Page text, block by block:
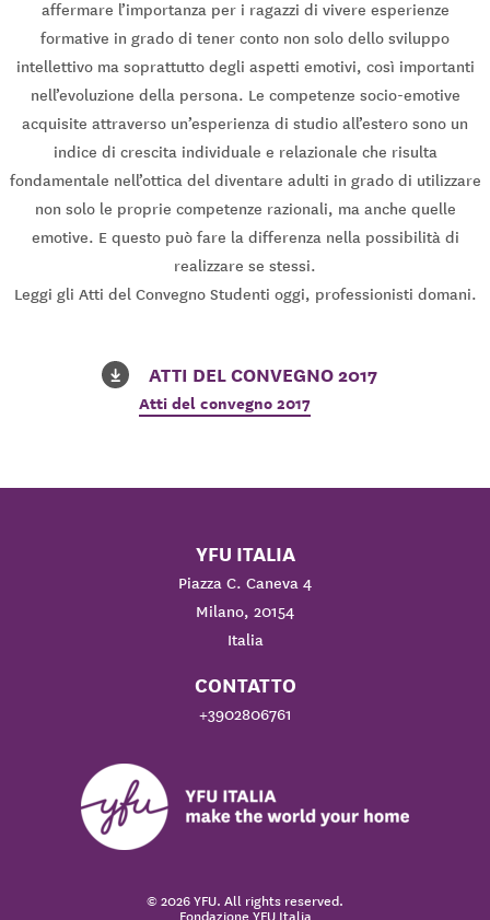
affermare l’importanza per i ragazzi di vivere esperienze
formative in grado di tener conto non solo dello sviluppo
intellettivo ma soprattutto degli aspetti emotivi, così importanti
nell’evoluzione della persona. Le competenze socio-emotive
acquisite attraverso un’esperienza di studio all’estero sono un
indice di crescita individuale e relazionale che risulta
fondamentale nell’ottica del diventare adulti in grado di utilizzare
non solo le proprie competenze razionali, ma anche quelle
emotive. E questo può fare la differenza nella possibilità di
realizzare se stessi.
Leggi gli Atti del Convegno Studenti oggi, professionisti domani.
ATTI DEL CONVEGNO 2017
Atti del convegno 2017
YFU ITALIA
Piazza C. Caneva 4
Milano, 20154
Italia
CONTATTO
+3902806761
© 2026 YFU. All rights reserved.